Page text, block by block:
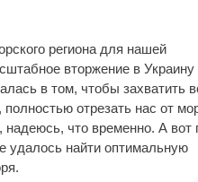
региона для нашей
вторжение в Украину
в том, чтобы захватить
отрезать нас от
надеюсь, что временно. А вот
удалось найти оптимальную